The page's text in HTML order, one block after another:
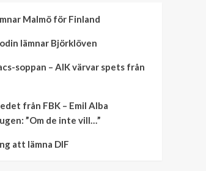
Malmö för Finland
lämnar Björklöven
soppan – AIK värvar spets från
från FBK – Emil Alba
”Om de inte vill…”
att lämna DIF